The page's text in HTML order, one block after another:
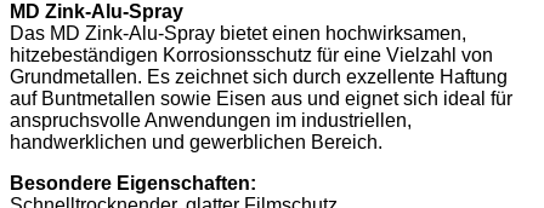
MD Zink-Alu-Spray
Das MD Zink-Alu-Spray bietet einen hochwirksamen,
hitzebeständigen Korrosionsschutz für eine Vielzahl von
Grundmetallen. Es zeichnet sich durch exzellente Haftung
auf Buntmetallen sowie Eisen aus und eignet sich ideal für
anspruchsvolle Anwendungen im industriellen,
handwerklichen und gewerblichen Bereich.
Besondere Eigenschaften: